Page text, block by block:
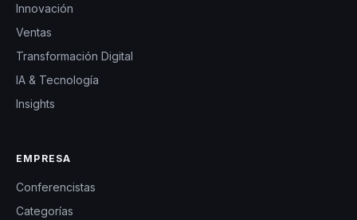
Innovación
Ventas
Transformación Digital
IA & Tecnología
Insights
EMPRESA
Conferencistas
Categorías